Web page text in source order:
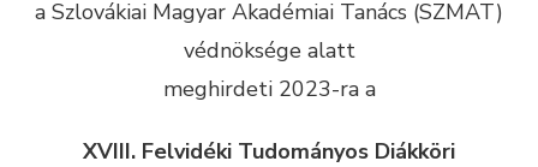
a Szlovákiai Magyar Akadémiai Tanács (SZMAT)
védnöksége alatt
meghirdeti 2023-ra a
XVIII. Felvidéki Tudományos Diákköri